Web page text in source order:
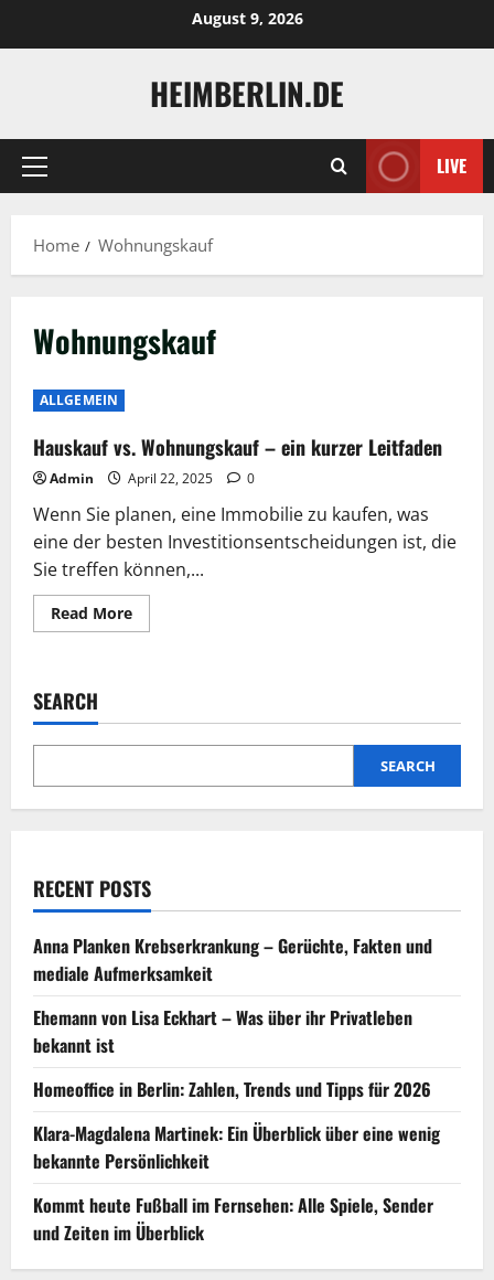
August 9, 2026
HEIMBERLIN.DE
Primary
LIVE
Home Wohnungskauf
Wohnungskauf
ALLGEMEIN
Hauskauf vs. Wohnungskauf – ein kurzer Leitfaden
Admin April 22, 2025 0
Wenn Sie planen, eine Immobilie zu kaufen, was
eine der besten Investitionsentscheidungen ist, die
Sie treffen können,...
Read MoreRead
more
ein
Leitfaden
SEARCH
SEARCH
RECENT POSTS
Anna Planken Krebserkrankung – Gerüchte, Fakten und
mediale Aufmerksamkeit
Ehemann von Lisa Eckhart – Was über ihr Privatleben
bekannt ist
Homeoffice in Berlin: Zahlen, Trends und Tipps für 2026
Klara-Magdalena Martinek: Ein Überblick über eine wenig
bekannte Persönlichkeit
Kommt heute Fußball im Fernsehen: Alle Spiele, Sender
und Zeiten im Überblick